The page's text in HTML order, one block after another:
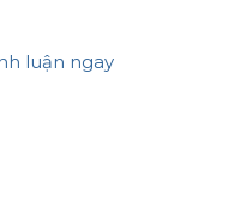
luận ngay